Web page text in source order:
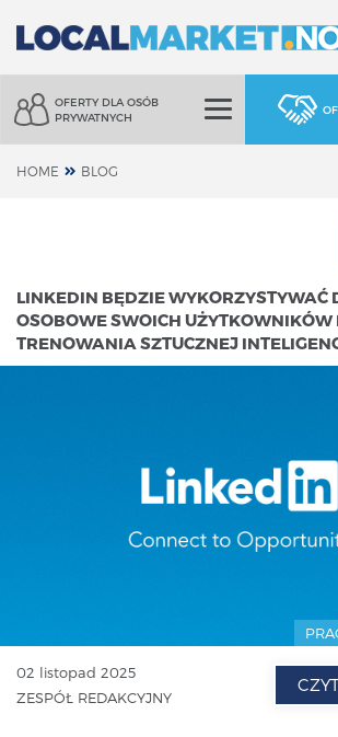
OFERTY DLA OSÓB
PRYWATNYCH
HOME BLOG
LINKEDIN BĘDZIE WYKORZYSTYWAĆ
OSOBOWE SWOICH UŻYTKOWNIKÓW
TRENOWANIA SZTUCZNEJ
02 listopad 2025
ZESPÓŁ REDAKCYJNY